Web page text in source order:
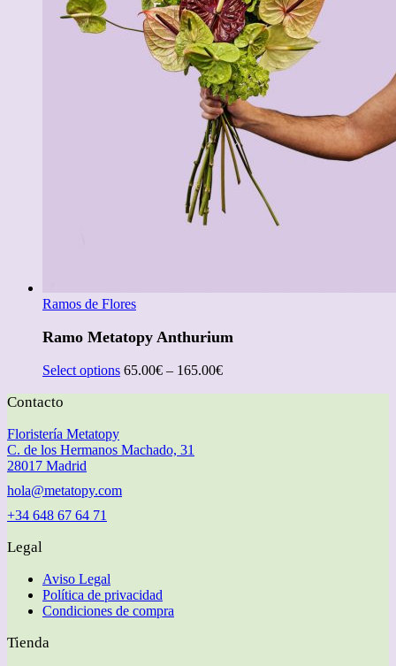
Ramos de Flores
Ramo Metatopy Anthurium
Select options 65.00€ – 165.00€
Contacto
Floristería Metatopy
C. de los Hermanos Machado, 31
28017 Madrid
hola@metatopy.com
+34 648 67 64 71
Legal
Aviso Legal
Política de privacidad
Condiciones de compra
Tienda